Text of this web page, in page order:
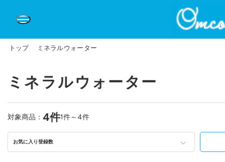
トップ ミネラルウォーター
ミネラルウォーター
対象商品： 4件1件～4件
お気に入り登録数